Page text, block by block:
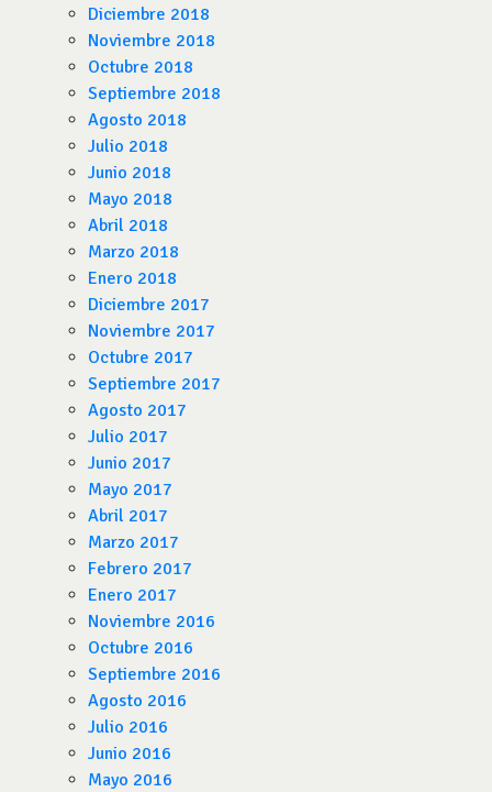
Diciembre 2018
Noviembre 2018
Octubre 2018
Septiembre 2018
Agosto 2018
Julio 2018
Junio 2018
Mayo 2018
Abril 2018
Marzo 2018
Enero 2018
Diciembre 2017
Noviembre 2017
Octubre 2017
Septiembre 2017
Agosto 2017
Julio 2017
Junio 2017
Mayo 2017
Abril 2017
Marzo 2017
Febrero 2017
Enero 2017
Noviembre 2016
Octubre 2016
Septiembre 2016
Agosto 2016
Julio 2016
Junio 2016
Mayo 2016